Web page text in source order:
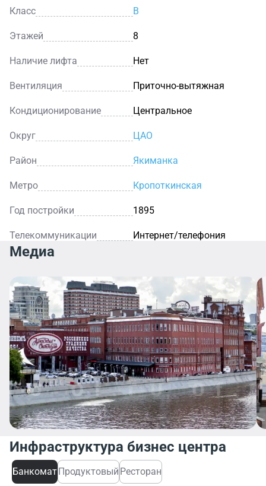
имеется современная вентиляционная система и
кондиционеры. Все арендуемые помещения и
работает система контроля доступа.
одном из самых красивых и известных мест Москвы,
Октябрь» для Вас.
Класс B
Этажей 8
Наличие лифта Нет
Вентиляция Приточно-вытяжная
Кондиционирование Центральное
Округ ЦАО
Район Якиманка
Метро Кропоткинская
Год постройки 1895
Телекоммуникации Интернет/телефония
Медиа
Инфраструктура бизнес центра
БанкоматПродуктовый Ресторан